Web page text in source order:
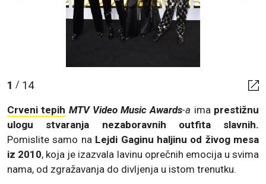
1 / 14
Crveni tepih MTV Video Music Awards-a ima prestižnu
ulogu stvaranja nezaboravnih outfita slavnih.
Pomislite samo na Lejdi Gaginu haljinu od živog mesa
iz 2010, koja je izazvala lavinu oprečnih emocija u svima
nama, od zgražavanja do divljenja u istom trenutku.